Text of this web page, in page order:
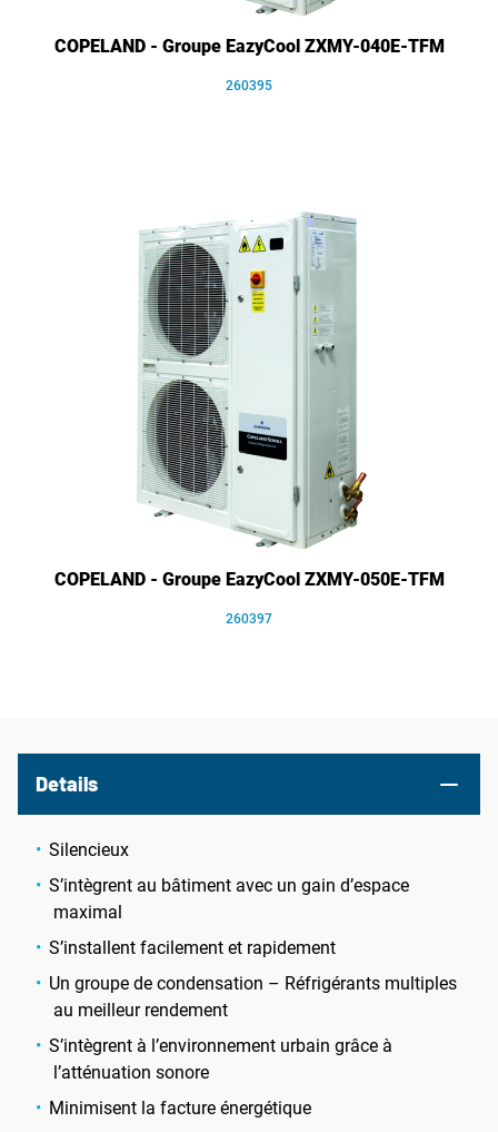
COPELAND - Groupe EazyCool ZXMY-040E-TFM
260395
COPELAND - Groupe EazyCool ZXMY-050E-TFM
260397
Details
Silencieux
S’intègrent au bâtiment avec un gain d’espace
maximal
S’installent facilement et rapidement
Un groupe de condensation – Réfrigérants multiples
au meilleur rendement
S’intègrent à l’environnement urbain grâce à
l’atténuation sonore
Minimisent la facture énergétique